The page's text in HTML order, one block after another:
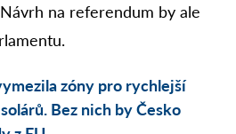
na referendum by ale
zóny pro rychlejší
Bez nich by Česko